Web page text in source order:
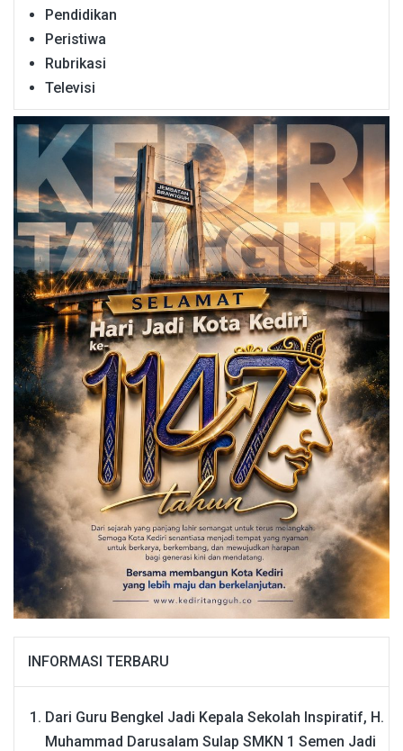
Pendidikan
Peristiwa
Rubrikasi
Televisi
INFORMASI TERBARU
Dari Guru Bengkel Jadi Kepala Sekolah Inspiratif, H.
Muhammad Darusalam Sulap SMKN 1 Semen Jadi